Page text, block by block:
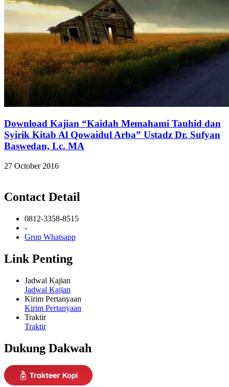
Download Kajian “Kaidah Memahami Tauhid dan
Syirik Kitab Al Qowaidul Arba” Ustadz Dr. Sufyan
Baswedan, Lc. MA
27 October 2016
Contact Detail
0812-3358-8515
-
Grup Whatsapp
Link Penting
Jadwal Kajian
Jadwal Kajian
Kirim Pertanyaan
Kirim Pertanyaan
Traktir
Traktir
Dukung Dakwah